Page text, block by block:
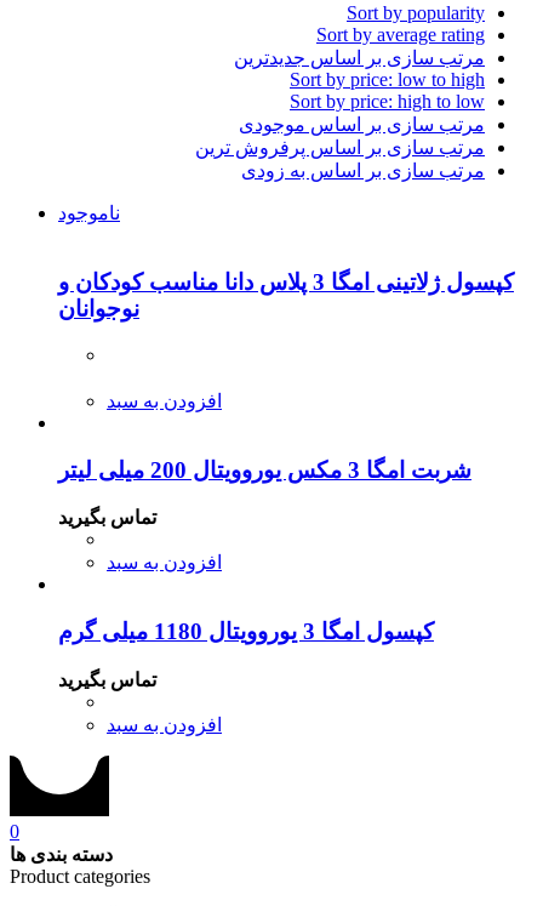
Sort by popularity
Sort by average rating
مرتب سازی بر اساس جدیدترین
Sort by price: low to high
Sort by price: high to low
مرتب سازی بر اساس موجودی
مرتب سازی بر اساس پرفروش ترین
مرتب سازی بر اساس به زودی
ناموجود
کپسول ژلاتینی امگا 3 پلاس دانا مناسب کودکان و
نوجوانان
افزودن به سبد
شربت امگا 3 مکس یوروویتال 200 میلی لیتر
تماس بگیرید
افزودن به سبد
کپسول امگا 3 یوروویتال 1180 میلی گرم
تماس بگیرید
افزودن به سبد
0
دسته بندی ها
Product categories